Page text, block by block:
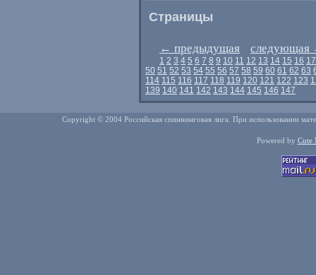
Страницы
← предыдущая следующая
1 2 3 4 5 6 7 8 9 10 11 12 13 14 15 16 17
50 51 52 53 54 55 56 57 58 59 60 61 62 63
114 115 116 117 118 119 120 121 122 123
139 140 141 142 143 144 145 146 147
Copyright © 2004 Российская спиннинговая лига. При использовании
Powered by Cute